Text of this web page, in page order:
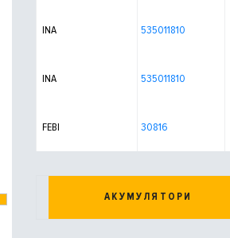
INA 535011810
INA 535011810
FEBI 30816
АКУМУЛЯТОРИ